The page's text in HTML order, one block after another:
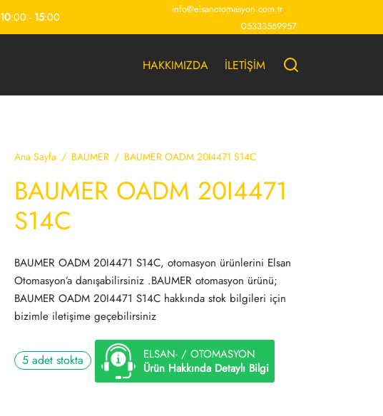
10:00 - 15:00
info@elsanotomasyon.com.tr
05333569957
HAKKIMIZDA İLETİŞİM
Ana Sayfa / BAUMER / BAUMER OADM 20I4471 S14C
BAUMER OADM 20I4471
S14C
BAUMER OADM 20I4471 S14C, otomasyon ürünlerini Elsan
Otomasyon’a danışabilirsiniz .BAUMER otomasyon ürünü;
BAUMER OADM 20I4471 S14C hakkında stok bilgileri için
bizimle iletişime geçebilirsiniz
5 adet stokta
ELSAN- / OTOMASYON
Ürün Hakkında Detaylı Bilgi